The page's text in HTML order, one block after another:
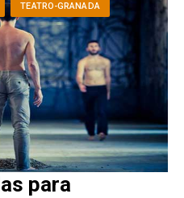
TEATRO-GRANADA
para